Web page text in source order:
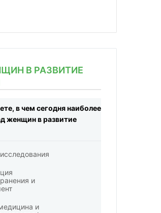
В РАЗВИТИЕ
в чем сегодня наиболее
женщин в развитие
и
и